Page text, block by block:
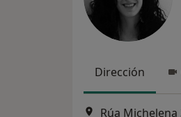
Dirección